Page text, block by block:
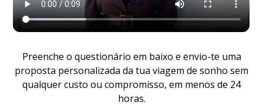
Preenche o questionário em baixo e envio-te uma
proposta personalizada da tua viagem de sonho sem
qualquer custo ou compromisso, em menos de 24
horas.